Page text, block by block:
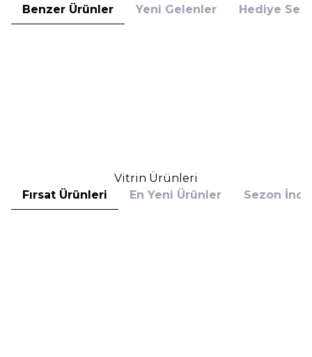
Benzer Ürünler Yeni Gelenler Hediye
Vitrin Ürünleri
Fırsat Ürünleri
En Yeni Ürünler Sezon